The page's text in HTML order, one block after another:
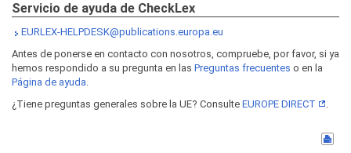
Servicio de ayuda de CheckLex
EURLEX-HELPDESK@publications.europa.eu
Antes de ponerse en contacto con nosotros, compruebe, por favor, si ya
hemos respondido a su pregunta en las Preguntas frecuentes o en la
Página de ayuda.
¿Tiene preguntas generales sobre la UE? Consulte EUROPE DIRECT .